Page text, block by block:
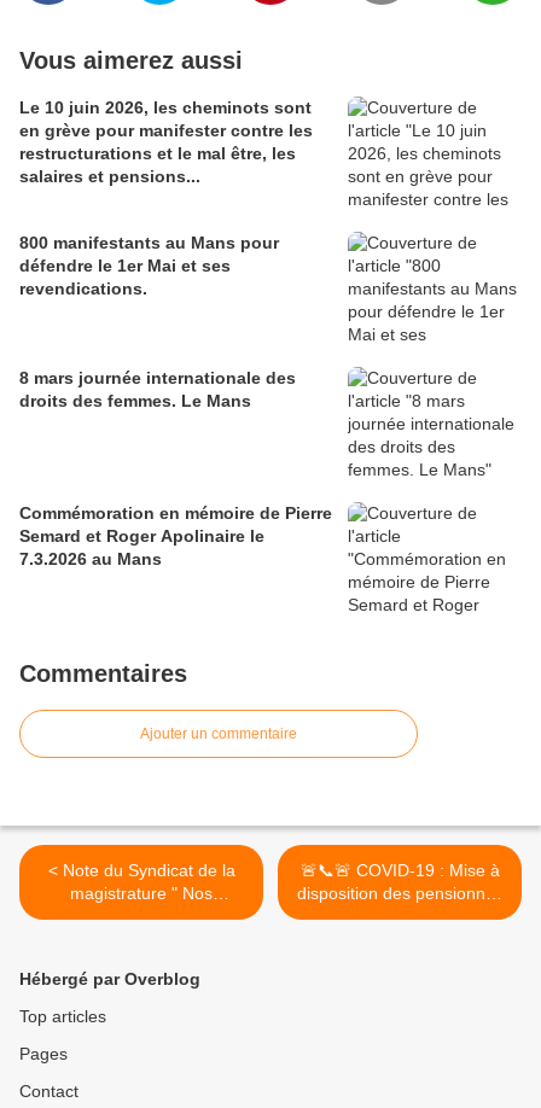
Vous aimerez aussi
Le 10 juin 2026, les cheminots sont
en grève pour manifester contre les
restructurations et le mal être, les
salaires et pensions...
800 manifestants au Mans pour
défendre le 1er Mai et ses
revendications.
8 mars journée internationale des
droits des femmes. Le Mans
Commémoration en mémoire de Pierre
Semard et Roger Apolinaire le
7.3.2026 au Mans
Commentaires
Ajouter un commentaire
< Note du Syndicat de la
magistrature " Nos
observations sur l'état
🚨📞🚨 COVID-19 : Mise à
disposition des pensionnés
SNCF d'un numéro
Hébergé par Overblog
Top articles
Pages
Contact